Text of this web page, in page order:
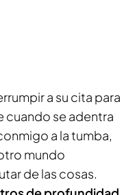
a su cita para
cuando se adentra
a la tumba,
mundo
de las cosas.